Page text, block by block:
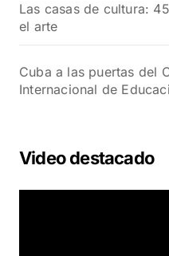
Las casas de cultura:
el arte
Cuba a las puertas del
Internacional de
Video destacado